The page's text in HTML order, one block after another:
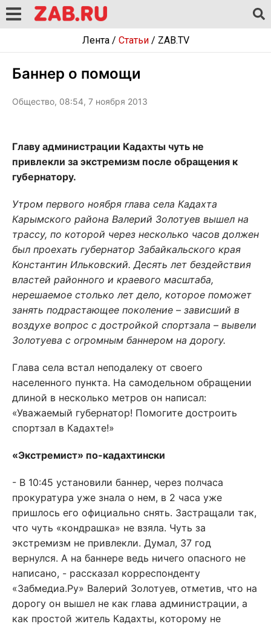
Лента/ Статьи/ ZAB.TV
Баннер о помощи
Общество, 08:54, 7 ноября 2013
Главу администрации Кадахты чуть не
привлекли за экстремизм после обращения к
губернатору.
Утром первого ноября глава села Кадахта
Карымского района Валерий Золотуев вышел на
трассу, по которой через несколько часов должен
был проехать губернатор Забайкальского края
Константин Ильковский. Десять лет бездействия
властей районного и краевого масштаба,
нерешаемое столько лет дело, которое поможет
занять подрастающее поколение – зависший в
воздухе вопрос с достройкой спортзала – вывели
Золотуева с огромным баннером на дорогу.
Глава села встал неподалеку от своего
населенного пункта. На самодельном обращении
длиной в несколько метров он написал:
«Уважаемый губернатор! Помогите достроить
спортзал в Кадахте!»
«Экстремист» по-кадахтински
- В 10:45 установили баннер, через полчаса
прокуратура уже знала о нем, в 2 часа уже
пришлось его официально снять. Застращали так,
что чуть «кондрашка» не взяла. Чуть за
экстремизм не привлекли. Думал, 37 год
вернулся. А на баннере ведь ничего опасного не
написано, - рассказал корреспонденту
«Забмедиа.Ру» Валерий Золотуев, отметив, что на
дорогу он вышел не как глава администрации, а
как простой житель Кадахты, которому не